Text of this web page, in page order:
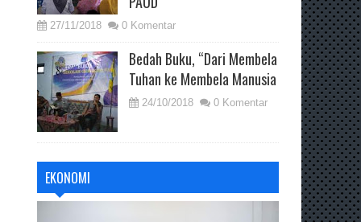
27/11/2018 0 Komentar
Bedah Buku, “Dari Membela
Tuhan ke Membela Manusia
24/10/2018 0 Komentar
EKONOMI